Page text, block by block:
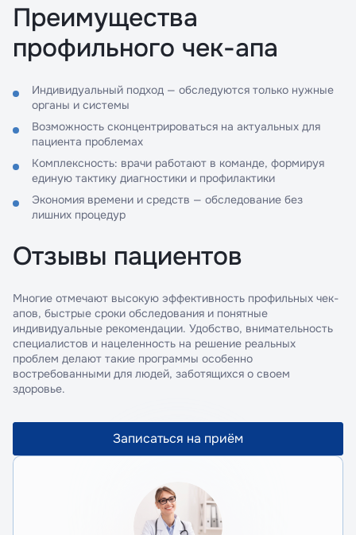
Преимущества
профильного чек-апа
Индивидуальный подход — обследуются только нужные
органы и системы
Возможность сконцентрироваться на актуальных для
пациента проблемах
Комплексность: врачи работают в команде, формируя
единую тактику диагностики и профилактики
Экономия времени и средств — обследование без
лишних процедур
Отзывы пациентов
Многие отмечают высокую эффективность профильных чек-
апов, быстрые сроки обследования и понятные
индивидуальные рекомендации. Удобство, внимательность
специалистов и нацеленность на решение реальных
проблем делают такие программы особенно
востребованными для людей, заботящихся о своем
здоровье.
Записаться на приём